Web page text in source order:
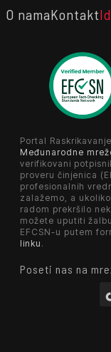
O namaKontakt
Portal
Međunarodne
verifikovani
proveru činjenica
profesionalnih
zalažemo, a
radom prekršilo
možete uputiti
EFCSN-u putem
linku .
Poseti nas na